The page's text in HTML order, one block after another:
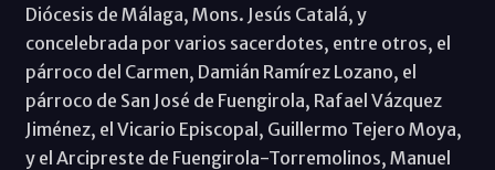
Diócesis de Málaga, Mons. Jesús Catalá, y
concelebrada por varios sacerdotes, entre otros, el
párroco del Carmen, Damián Ramírez Lozano, el
párroco de San José de Fuengirola, Rafael Vázquez
Jiménez, el Vicario Episcopal, Guillermo Tejero Moya,
y el Arcipreste de Fuengirola-Torremolinos, Manuel